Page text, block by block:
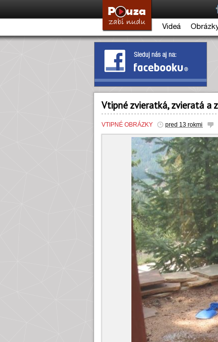
Videá
Vtipné zvieratká, zvieratá a
VTIPNÉ OBRÁZKY pred 13 rokmi